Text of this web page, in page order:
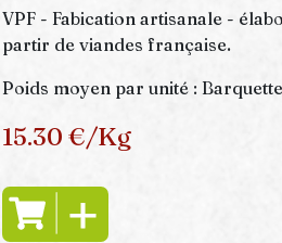
VPF - Fabication artisanale -
partir de viandes française.
Poids moyen par unité :
15.30 €/Kg